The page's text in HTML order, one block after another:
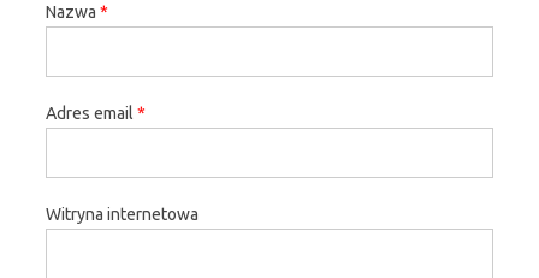
Nazwa *
Adres email *
Witryna internetowa